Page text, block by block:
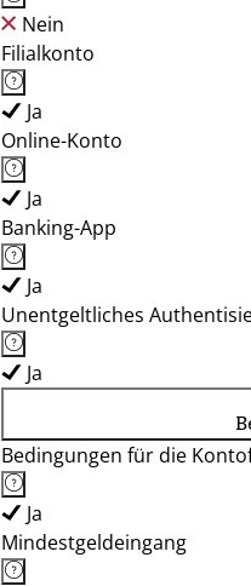
Nein
Filialkonto
Ja
Online-Konto
Ja
Banking-App
Ja
Unentgeltliches
Ja
Bedingungen für die
Ja
Mindestgeldeingang